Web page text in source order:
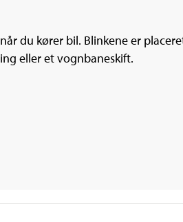
du kører bil. Blinkene er
eller et vognbaneskift.